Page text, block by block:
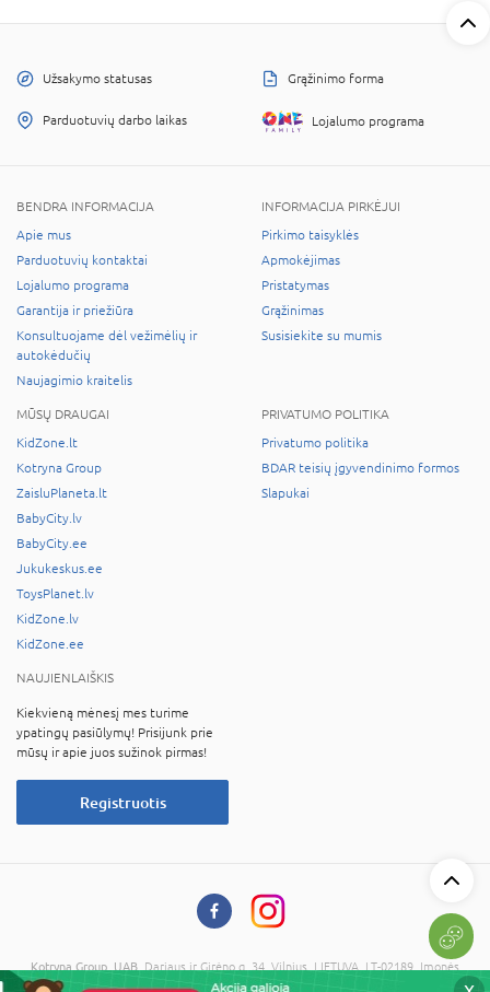
Užsakymo statusas Grąžinimo forma
Parduotuvių darbo laikas Lojalumo programa
BENDRA INFORMACIJA
Apie mus
Parduotuvių kontaktai
Lojalumo programa
Garantija ir priežiūra
Konsultuojame dėl vežimėlių ir
autokėdučių
Naujagimio kraitelis
INFORMACIJA PIRKĖJUI
Pirkimo taisyklės
Apmokėjimas
Pristatymas
Grąžinimas
Susisiekite su mumis
MŪSŲ DRAUGAI
KidZone.lt
Kotryna Group
ZaisluPlaneta.lt
BabyCity.lv
BabyCity.ee
Jukukeskus.ee
ToysPlanet.lv
KidZone.lv
KidZone.ee
PRIVATUMO POLITIKA
Privatumo politika
BDAR teisių įgyvendinimo formos
Slapukai
NAUJIENLAIŠKIS
Kiekvieną mėnesį mes turime
ypatingų pasiūlymų! Prisijunk prie
mūsų ir apie juos sužinok pirmas!
Registruotis
Kotryna Group, UAB , Dariaus ir Girėno g. 34, Vilnius, LIETUVA, LT-02189, Įmonės
kodas: 121673734, PVM kodas: LT216737314